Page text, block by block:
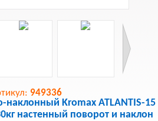
949336
Kromax ATLANTIS-15
настенный поворот и наклон